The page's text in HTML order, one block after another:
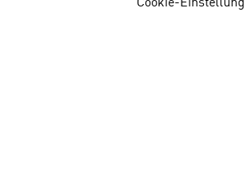
Cookie-